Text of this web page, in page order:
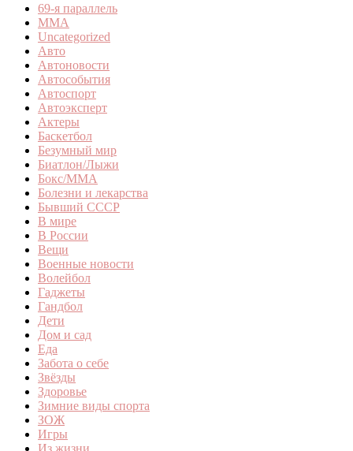
69-я параллель
MMA
Uncategorized
Авто
Автоновости
Автособытия
Автоспорт
Автоэксперт
Актеры
Баскетбол
Безумный мир
Биатлон/Лыжи
Бокс/MMA
Болезни и лекарства
Бывший СССР
В мире
В России
Вещи
Военные новости
Волейбол
Гаджеты
Гандбол
Дети
Дом и сад
Еда
Забота о себе
Звёзды
Здоровье
Зимние виды спорта
ЗОЖ
Игры
Из жизни